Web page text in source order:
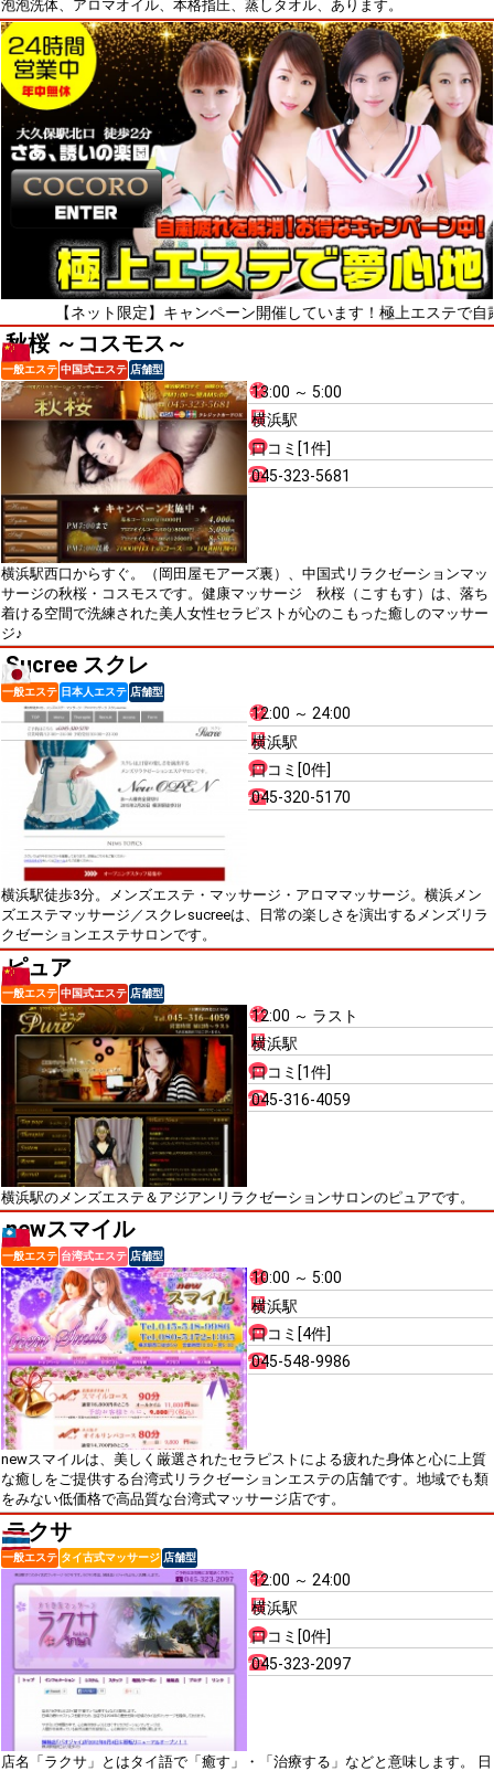
泡泡洗体、アロマオイル、本格指圧、蒸しタオル、あります。
ネット限定】キャンペーン開催しています！極上エステで自粛疲れ
秋桜 ～コスモス～
一般エステ 中国式エステ 店舗型
13:00 ～ 5:00
横浜駅
口コミ[1件]
045-323-5681
横浜駅西口からすぐ。（岡田屋モアーズ裏）、中国式リラクゼーションマッ
サージの秋桜・コスモスです。健康マッサージ 秋桜（こすもす）は、落ち
着ける空間で洗練された美人女性セラピストが心のこもった癒しのマッサー
ジ♪
Sucree スクレ
一般エステ 日本人エステ 店舗型
12:00 ～ 24:00
横浜駅
口コミ[0件]
045-320-5170
横浜駅徒歩3分。メンズエステ・マッサージ・アロママッサージ。横浜メン
ズエステマッサージ／スクレsucreeは、日常の楽しさを演出するメンズリラ
クゼーションエステサロンです。
ピュア
一般エステ 中国式エステ 店舗型
12:00 ～ ラスト
横浜駅
口コミ[1件]
045-316-4059
横浜駅のメンズエステ＆アジアンリラクゼーションサロンのピュアです。
newスマイル
一般エステ 台湾式エステ 店舗型
10:00 ～ 5:00
横浜駅
口コミ[4件]
045-548-9986
newスマイルは、美しく厳選されたセラピストによる疲れた身体と心に上質
な癒しをご提供する台湾式リラクゼーションエステの店舗です。地域でも類
をみない低価格で高品質な台湾式マッサージ店です。
ラクサ
一般エステ タイ古式マッサージ 店舗型
12:00 ～ 24:00
横浜駅
口コミ[0件]
045-323-2097
店名「ラクサ」とはタイ語で「癒す」・「治療する」などと意味します。 日